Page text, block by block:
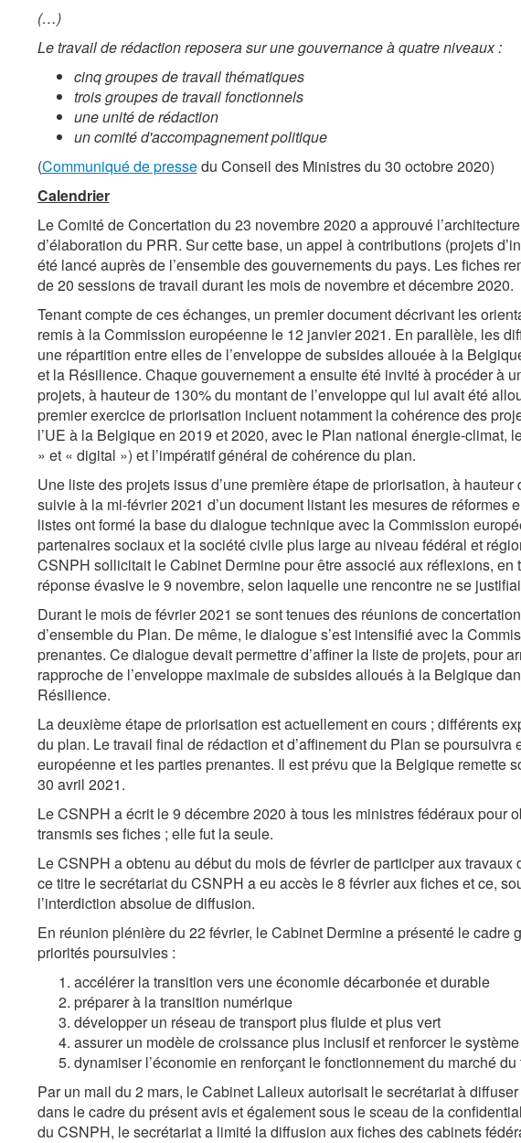
(…)
Le travail de rédaction reposera sur une gouvernance à quatre niveaux :
cinq groupes de travail thématiques
trois groupes de travail fonctionnels
une unité de rédaction
un comité d'accompagnement politique
(Communiqué de pressedu Conseil des Ministres du 30 octobre 2020)
Calendrier
Le Comité de Concertation du 23 novembre 2020 a approuvé
d’élaboration du PRR. Sur cette base, un appel à contributions (projets
été lancé auprès de l’ensemble des gouvernements du pays. Les fiches
de 20 sessions de travail durant les mois de novembre et décembre 2020.
Tenant compte de ces échanges, un premier document décrivant les
remis à la Commission européenne le 12 janvier 2021. En parallèle, les
une répartition entre elles de l’enveloppe de subsides allouée à la
et la Résilience. Chaque gouvernement a ensuite été invité à procéder à
projets, à hauteur de 130% du montant de l’enveloppe qui lui avait été
premier exercice de priorisation incluent notamment la cohérence des
l’UE à la Belgique en 2019 et 2020, avec le Plan national énergie-climat,
» et « digital ») et l’impératif général de cohérence du plan.
Une liste des projets issus d’une première étape de priorisation, à
suivie à la mi-février 2021 d’un document listant les mesures de
listes ont formé la base du dialogue technique avec la Commission
partenaires sociaux et la société civile plus large au niveau fédéral et
CSNPH sollicitait le Cabinet Dermine pour être associé aux réflexions,
réponse évasive le 9 novembre, selon laquelle une rencontre ne se
Durant le mois de février 2021 se sont tenues des réunions de
d’ensemble du Plan. De même, le dialogue s’est intensifié avec la
prenantes. Ce dialogue devait permettre d’affiner la liste de projets, pour
rapproche de l’enveloppe maximale de subsides alloués à la Belgique
Résilience.
La deuxième étape de priorisation est actuellement en cours ; différents
du plan. Le travail final de rédaction et d’affinement du Plan se
européenne et les parties prenantes. Il est prévu que la Belgique remette
30 avril 2021.
Le CSNPH a écrit le 9 décembre 2020 à tous les ministres fédéraux pour
transmis ses fiches ; elle fut la seule.
Le CSNPH a obtenu au début du mois de février de participer aux travaux
ce titre le secrétariat du CSNPH a eu accès le 8 février aux fiches et ce,
l’interdiction absolue de diffusion.
En réunion plénière du 22 février, le Cabinet Dermine a présenté le cadre
priorités poursuivies :
accélérer la transition vers une économie décarbonée et durable
préparer à la transition numérique
développer un réseau de transport plus fluide et plus vert
assurer un modèle de croissance plus inclusif et renforcer le
dynamiser l’économie en renforçant le fonctionnement du marché
Par un mail du 2 mars, le Cabinet Lalieux autorisait le secrétariat à
dans le cadre du présent avis et également sous le sceau de la
du CSNPH, le secrétariat a limité la diffusion aux fiches des cabinets